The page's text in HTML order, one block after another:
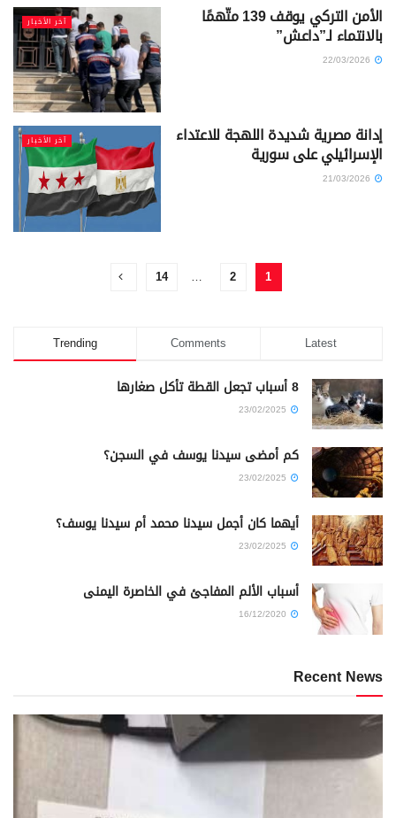
آخر الأخبار الأمن التركي يوقف 139 متَّهمًا
بالانتماء لـ”داعش”
آخر الأخبار إدانة مصرية شديدة اللهجة للاعتداء
الإسرائيلي على سورية
1
2
…
14
Trending Comments Latest
8 أسباب تجعل القطة تأكل صغارها
كم أمضى سيدنا يوسف في السجن؟
أيهما كان أجمل سيدنا محمد أم سيدنا يوسف؟
أسباب الألم المفاجئ في الخاصرة اليمنى
Recent News